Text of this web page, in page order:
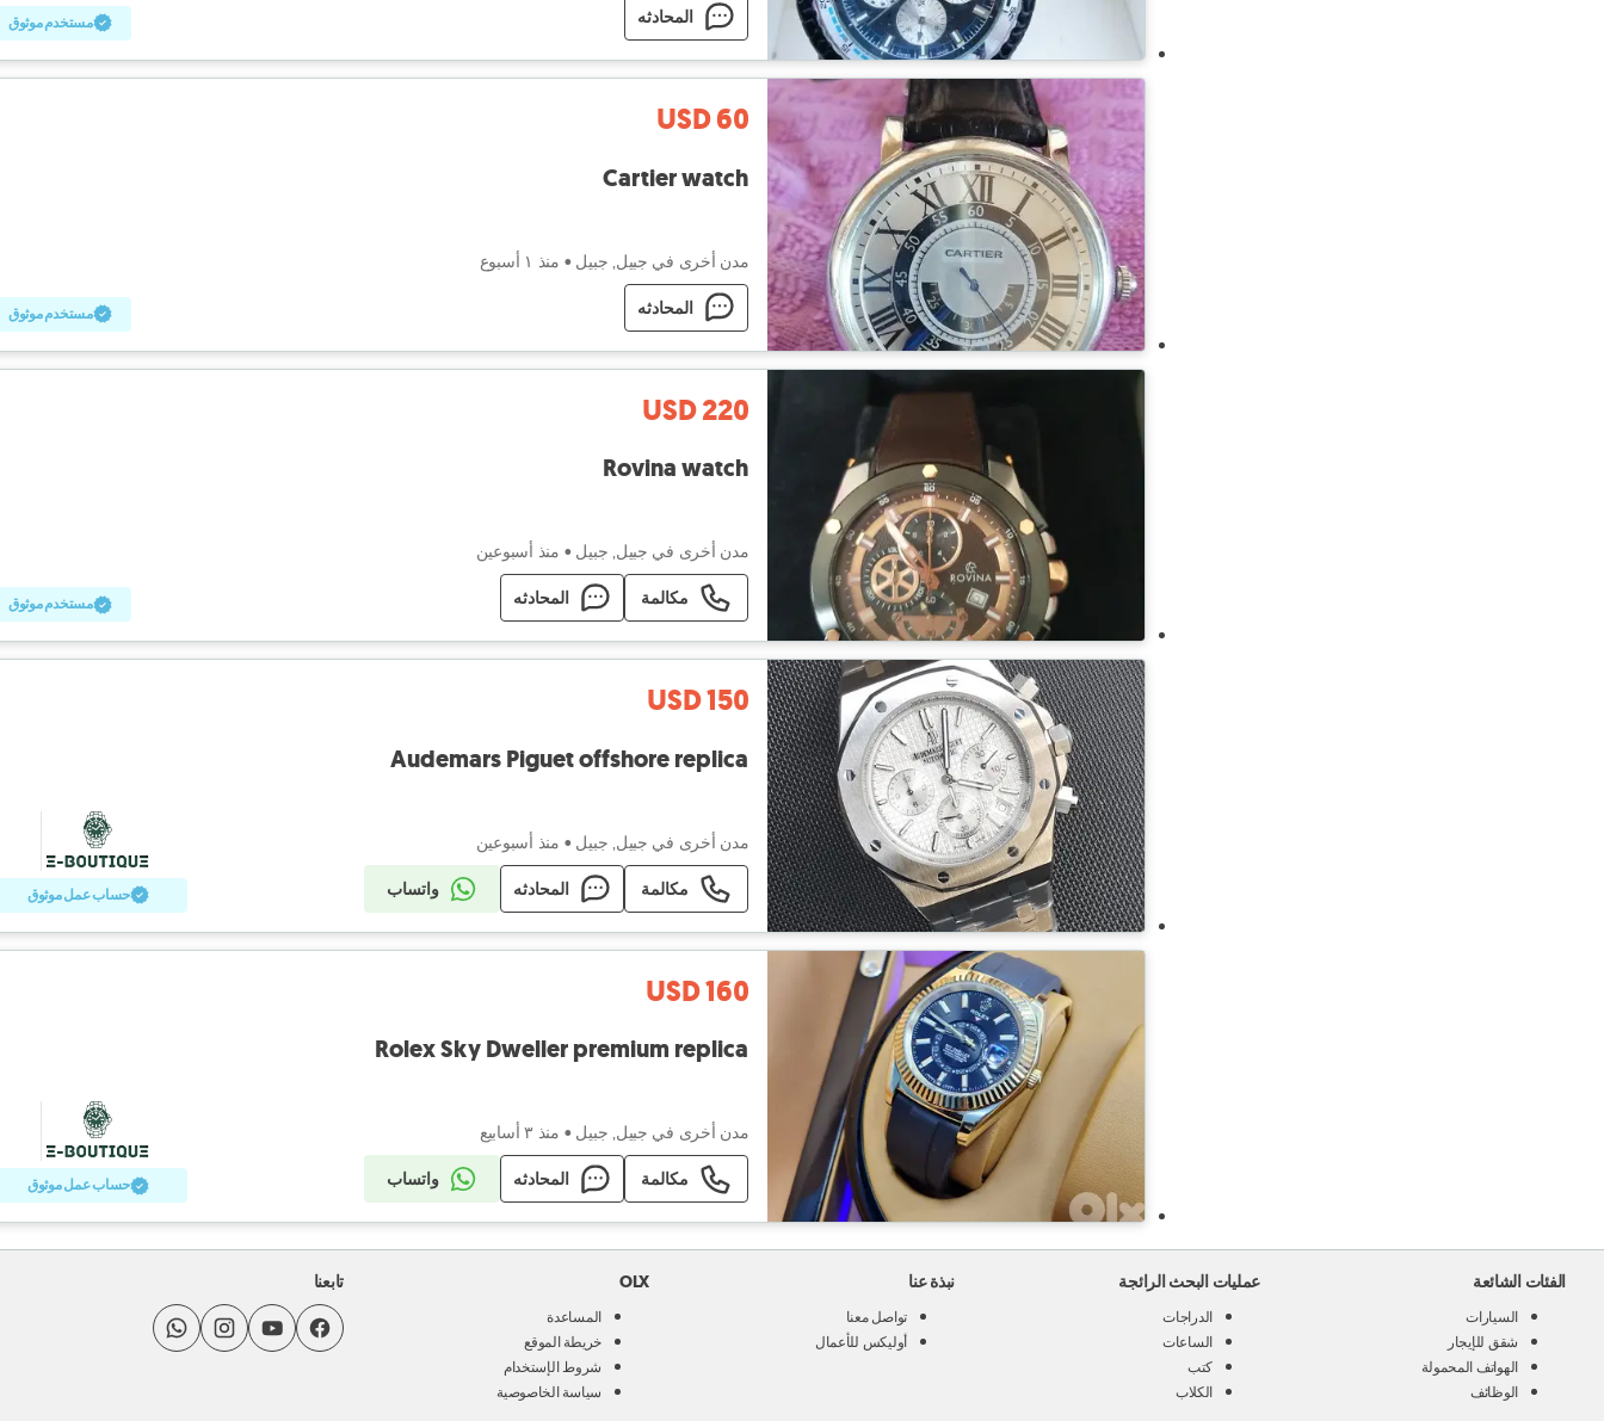
المحادثه مستخدم موثوق
USD 60
Cartier watch
مدن أخرى في جبيل, جبيل • منذ ١ أسبوع
المحادثه مستخدم موثوق
USD 220
Rovina watch
مدن أخرى في جبيل, جبيل • منذ أسبوعين
مكالمة المحادثه مستخدم موثوق
USD 150
Audemars Piguet offshore replica
مدن أخرى في جبيل, جبيل • منذ أسبوعين
مكالمة المحادثه واتساب حساب عمل موثوق
USD 160
Rolex Sky Dweller premium replica
مدن أخرى في جبيل, جبيل • منذ ٣ أسابيع
مكالمة المحادثه واتساب حساب عمل موثوق
الفئات الشائعة
السيارات
شقق للإيجار
الهواتف المحمولة
الوظائف
عمليات البحث الرائجة
الدراجات
الساعات
كتب
الكلاب
نبذة عنا
تواصل معنا
أوليكس للأعمال
OLX
المساعدة
خريطة الموقع
شروط الإستخدام
سياسة الخاصوصية
تابعنا